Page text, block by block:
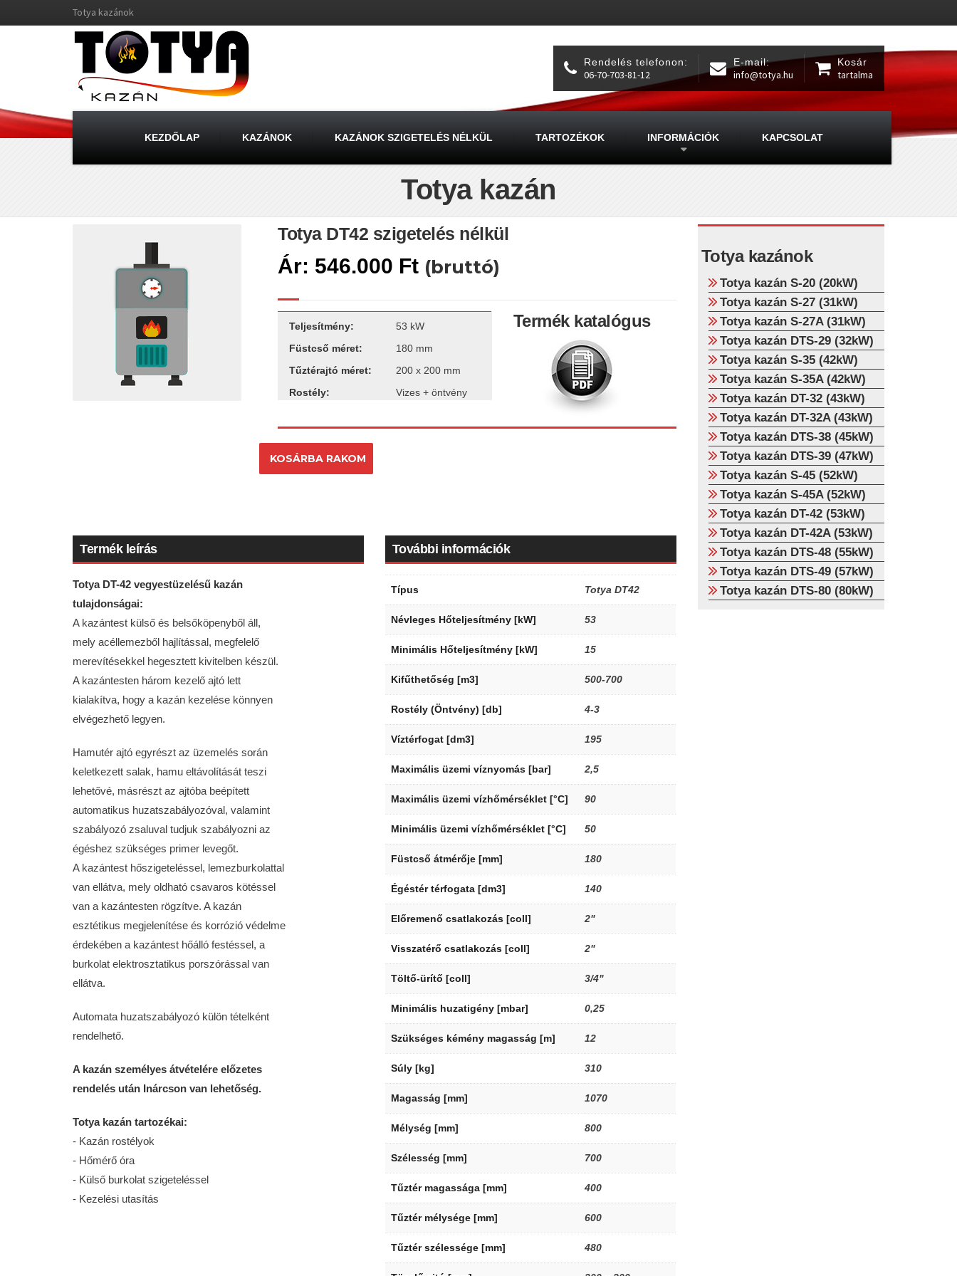
Totya kazánok
Rendelés telefonon:
06-70-703-81-12
E-mail:
info@totya.hu
Kosár
tartalma
KEZDŐLAP KAZÁNOK KAZÁNOK SZIGETELÉS NÉLKÜL TARTOZÉKOK INFORMÁCIÓK KAPCSOLAT
Totya kazán
Totya DT42 szigetelés nélkül
546.000 Ft (bruttó)
Teljesítmény:
53 kW
Füstcső méret:
180 mm
Tűztérajtó méret:
200 x 200 mm
Rostély:
Vizes + öntvény
Termék katalógus
KOSÁRBA RAKOM
Termék leírás
Totya DT-42 vegyestüzelésű kazán
tulajdonságai:
A kazántest külső és belsőköpenyből áll,
mely acéllemezből hajlítással, megfelelő
merevítésekkel hegesztett kivitelben készül.
A kazántesten három kezelő ajtó lett
kialakítva, hogy a kazán kezelése könnyen
elvégezhető legyen.
Hamutér ajtó egyrészt az üzemelés során
keletkezett salak, hamu eltávolítását teszi
lehetővé, másrészt az ajtóba beépített
automatikus huzatszabályozóval, valamint
szabályozó zsaluval tudjuk szabályozni az
égéshez szükséges primer levegőt.
A kazántest hőszigeteléssel, lemezburkolattal
van ellátva, mely oldható csavaros kötéssel
van a kazántesten rögzítve. A kazán
esztétikus megjelenítése és korrózió védelme
érdekében a kazántest hőálló festéssel, a
burkolat elektrosztatikus porszórással van
ellátva.
Automata huzatszabályozó külön tételként
rendelhető.
A kazán személyes átvételére előzetes
rendelés után Inárcson van lehetőség.
Totya kazán tartozékai:
- Kazán rostélyok
- Hőmérő óra
- Külső burkolat szigeteléssel
- Kezelési utasítás
További információk
Típus Totya DT42
Névleges Hőteljesítmény [kW] 53
Minimális Hőteljesítmény [kW] 15
Kifűthetőség [m3] 500-700
Rostély (Öntvény) [db] 4-3
Víztérfogat [dm3] 195
Maximális üzemi víznyomás [bar] 2,5
Maximális üzemi vízhőmérséklet [°C] 90
Minimális üzemi vízhőmérséklet [°C] 50
Füstcső átmérője [mm] 180
Égéstér térfogata [dm3] 140
Előremenő csatlakozás [coll] 2"
Visszatérő csatlakozás [coll] 2"
Töltő-ürítő [coll] 3/4"
Minimális huzatigény [mbar] 0,25
Szükséges kémény magasság [m] 12
Súly [kg] 310
Magasság [mm] 1070
Mélység [mm] 800
Szélesség [mm] 700
Tűztér magassága [mm] 400
Tűztér mélysége [mm] 600
Tűztér szélessége [mm] 480
Totya kazánok
Totya kazán S-20 (20kW)
Totya kazán S-27 (31kW)
Totya kazán S-27A (31kW)
Totya kazán DTS-29 (32kW)
Totya kazán S-35 (42kW)
Totya kazán S-35A (42kW)
Totya kazán DT-32 (43kW)
Totya kazán DT-32A (43kW)
Totya kazán DTS-38 (45kW)
Totya kazán DTS-39 (47kW)
Totya kazán S-45 (52kW)
Totya kazán S-45A (52kW)
Totya kazán DT-42 (53kW)
Totya kazán DT-42A (53kW)
Totya kazán DTS-48 (55kW)
Totya kazán DTS-49 (57kW)
Totya kazán DTS-80 (80kW)